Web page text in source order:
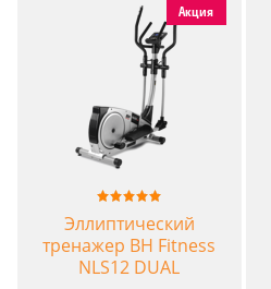
Акция
Эллиптический
тренажер BH Fitness
NLS12 DUAL